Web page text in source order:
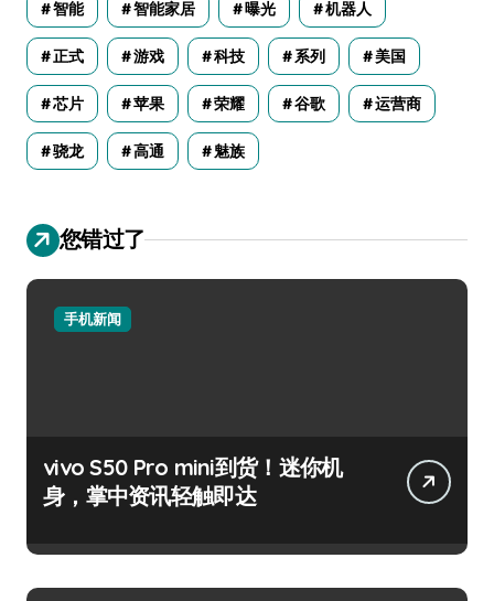
智能 智能家居 曝光 机器人
正式 游戏 科技 系列 美国
芯片 苹果 荣耀 谷歌 运营商
骁龙 高通 魅族
您错过了
手机新闻
vivo S50 Pro mini到货！迷你机
身，掌中资讯轻触即达